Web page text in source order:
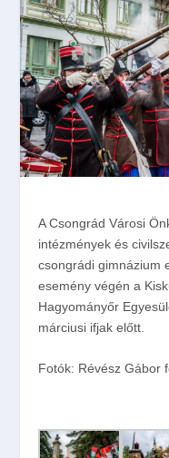
A Csongrád Városi
intézmények és
csongrádi gimnázium
esemény végén a
Hagyományőr
márciusi ifjak előtt.
Fotók: Révész Gábor